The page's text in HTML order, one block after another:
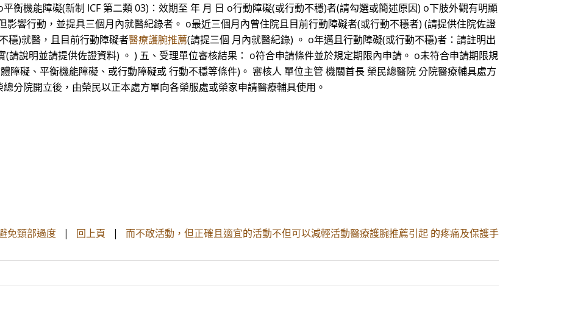
衡機能障礙(新制 ICF 第二類 03)：效期至 年 月 日 o行動障礙(或行動不穩)者(請勾選或簡述原因) o下肢外觀有明顯
響行動，並提具三個月內就醫紀錄者。 o最近三個月內曾住院且目前行動障礙者(或行動不穩者) (請提供住院佐證
穩)就醫，且目前行動障礙者醫療護腕推薦(請提三個 月內就醫紀錄) 。 o年邁且行動障礙(或行動不穩)者：請註明出
請說明並請提供佐證資料) 。 ) 五、受理單位審核結果： o符合申請條件並於規定期限內申請。 o未符合申請期限規
障礙、平衡機能障礙、或行動障礙或 行動不穩等條件)。 審核人 單位主管 機關首長 榮民總醫院 分院醫療輔具處方
分院開立後，由榮民以正本處方單向各榮服處或榮家申請醫療輔具使用。
免頸部過度 | 回上頁 | 而不敢活動，但正確且適宜的活動不但可以減輕活動醫療護腕推薦引起 的疼痛及保護手